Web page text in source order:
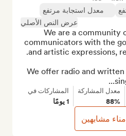
معدل استجابة مرتفع
عرض النص الأصلي
We are a community
communicators with the
We offer radio and
معدل المشاركة
88%
المشاركات في
1 يومًا
مشابهين